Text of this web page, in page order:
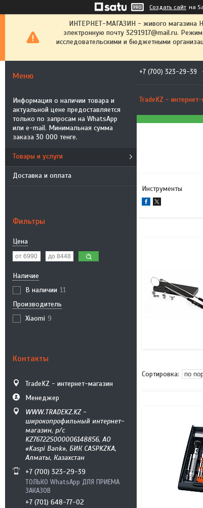
Создать сайт на
ИНТЕРНЕТ-МАГАЗИН - живого магазина
электронную почту 3291917@mail.ru.
исследовательскими и бюджетными
Информация о наличии товара и
актуальной цене предоставляется
только по запросам на WhatsApp
или e-mail. Минимальная сумма
заказа 30 000 тенге.
Товары и услуги
Доставка и оплата
Фильтры
Цена
Наличие
В наличии 11
Производитель
Xiaomi 9
Контакты
TradeKZ - интернет-магазин
Менеджер
WWW.TRADEKZ.KZ -
широкопрофильный интернет-
магазин, р/с
KZ76722S000006148856, АО
«Kaspi Bank», БИК CASPKZKA,
Алматы, Казахстан
+7 (700) 323-29-39
ТОЛЬКО WhatsApp ДЛЯ ПРИЕМА
ЗАКАЗОВ
+7 (701) 648-77-02
+7 (700) 323-29-39
TradeKZ - интернет-
Инструменты